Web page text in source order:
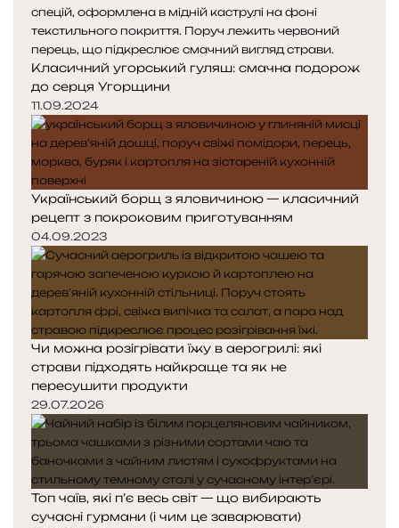
Класичний угорський гуляш: смачна подорож
до серця Угорщини
11.09.2024
Український борщ з яловичиною — класичний
рецепт з покроковим приготуванням
04.09.2023
Чи можна розігрівати їжу в аерогрилі: які
страви підходять найкраще та як не
пересушити продукти
29.07.2026
Топ чаїв, які п’є весь світ — що вибирають
сучасні гурмани (і чим це заварювати)